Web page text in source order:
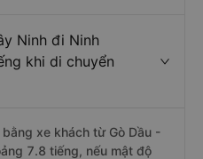
Ninh đi Ninh
khi di chuyển
xe khách từ Gò Dầu -
7.8 tiếng, nếu mật độ